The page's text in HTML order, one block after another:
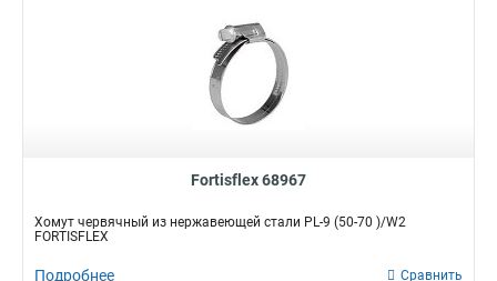
Fortisflex 68967
Хомут червячный из нержавеющей стали PL-9 (50-70 )/W2
FORTISFLEX
Подробнее Сравнить